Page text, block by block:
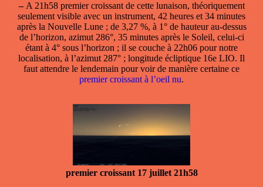
–A 21h58 premier croissantde cette lunaison, théoriquement
seulement visible avec un instrument, 42 heures et 34 minutes
après la Nouvelle Lune ; de 3,27 %, à 1° de hauteur au-dessus
de l’horizon, azimut 286°, 35 minutes après le Soleil, celui-ci
étant à 4° sous l’horizon ; il se couche à 22h06 pour notre
localisation, à l’azimut 287° ; longitude écliptique 16e LIO. Il
faut attendre le lendemain pour voir de manière certaine ce
premier croissant à l’oeil nu.
premier croissant 17 juillet 21h58